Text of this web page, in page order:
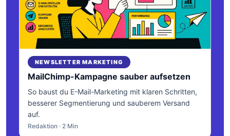
NEWSLETTER MARKETING
MailChimp-Kampagne sauber aufsetzen
So baust du E-Mail-Marketing mit klaren Schritten,
besserer Segmentierung und sauberem Versand
auf.
Redaktion · 2 Min